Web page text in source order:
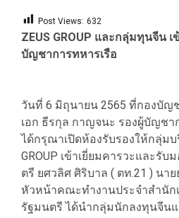
Post Views: 632
ZEUS GROUP และกลุ่มทุนจีน เ
บัญชาการทหารเรือ
วันที่ 6 มิถุนายน 2565 ที่กองบัญ
เอก ธีรกุล กาญจนะ รองผู้บัญชา
ได้กรุณาเปิดห้องรับรองให้กลุ่มบ
GROUP เข้าเยี่ยมคารวะและรั
ตรี ยศวลิศ ศิริบาล ( ตท.21 ) น
หัวหน้าคณะทำงานประจำสำนัก
รัฐมนตรี ได้นำกลุ่มนักลงทุนจีนแ